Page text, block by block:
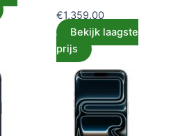
€1,359.00
Bekijk laagste
prijs